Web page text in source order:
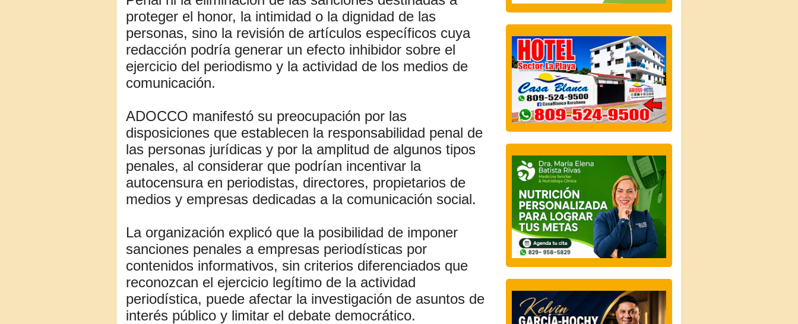
proteger el honor, la intimidad o la dignidad de las
personas, sino la revisión de artículos específicos cuya
redacción podría generar un efecto inhibidor sobre el
ejercicio del periodismo y la actividad de los medios de
comunicación.
ADOCCO manifestó su preocupación por las
disposiciones que establecen la responsabilidad penal de
las personas jurídicas y por la amplitud de algunos tipos
penales, al considerar que podrían incentivar la
autocensura en periodistas, directores, propietarios de
medios y empresas dedicadas a la comunicación social.
La organización explicó que la posibilidad de imponer
sanciones penales a empresas periodísticas por
contenidos informativos, sin criterios diferenciados que
reconozcan el ejercicio legítimo de la actividad
periodística, puede afectar la investigación de asuntos de
interés público y limitar el debate democrático.